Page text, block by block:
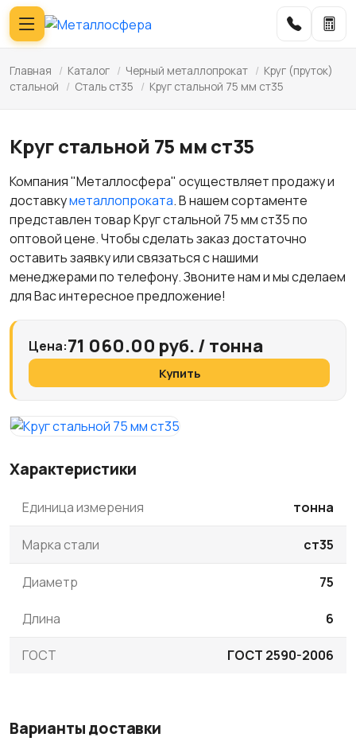
Главная / Каталог / Черный металлопрокат / Круг (пруток)
стальной
/ Сталь ст35 / Круг стальной 75 мм ст35
Круг стальной 75 мм ст35
Компания "Металлосфера" осуществляет продажу и
доставкуметаллопроката. В нашем сортаменте
представлен товар Круг стальной 75 мм ст35 по
оптовой цене. Чтобы сделать заказ достаточно
оставить заявку или связаться с нашими
менеджерами по телефону. Звоните нам и мы сделаем
для Вас интересное предложение!
Цена:71 060.00 руб. / тонна
Купить
Характеристики
Единица измерения тонна
Марка стали ст35
Диаметр 75
Длина 6
ГОСТ ГОСТ 2590-2006
Варианты доставки